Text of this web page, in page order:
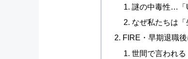
謎の中毒性…「
なぜ私たちは
FIRE・早期退職
世間で言われ